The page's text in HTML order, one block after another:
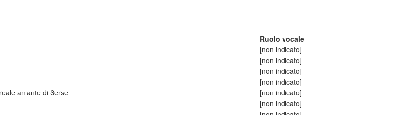
Ruolo vocale
[non indicato]
[non indicato]
[non indicato]
[non indicato]
amante di Serse
[non indicato]
[non indicato]